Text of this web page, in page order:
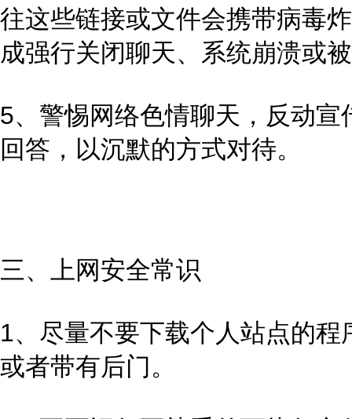
往这些链接或文件会携带病毒
成强行关闭聊天、系统崩溃或
5、警惕网络色情聊天，反动
回答，以沉默的方式对待。
三、上网安全常识
1、尽量不要下载个人站点的
或者带有后门。